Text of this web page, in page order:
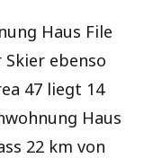
Haus File
ebenso
47 liegt 14
Haus
22 km von